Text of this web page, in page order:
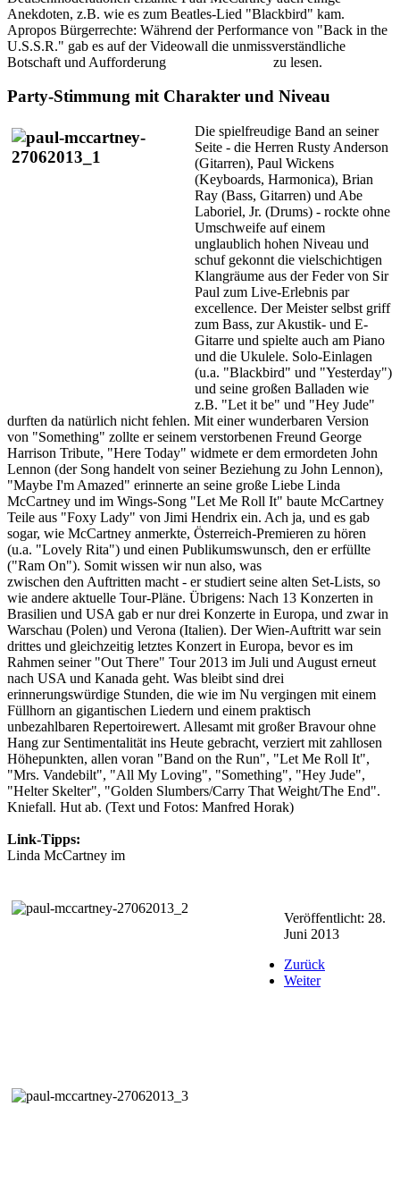
Anekdoten, z.B. wie es zum Beatles-Lied "Blackbird" kam.
Apropos Bürgerrechte: Während der Performance von "Back in the
U.S.S.R." gab es auf der Videowall die unmissverständliche
Botschaft und Aufforderung
zu lesen.
Party-Stimmung mit Charakter und Niveau
Die spielfreudige Band an seiner
Seite - die Herren Rusty Anderson
(Gitarren), Paul Wickens
(Keyboards, Harmonica), Brian
Ray (Bass, Gitarren) und Abe
Laboriel, Jr. (Drums) - rockte ohne
Umschweife auf einem
unglaublich hohen Niveau und
schuf gekonnt die vielschichtigen
Klangräume aus der Feder von Sir
Paul zum Live-Erlebnis par
excellence. Der Meister selbst griff
zum Bass, zur Akustik- und E-
Gitarre und spielte auch am Piano
und die Ukulele. Solo-Einlagen
(u.a. "Blackbird" und "Yesterday")
und seine großen Balladen wie
z.B. "Let it be" und "Hey Jude"
durften da natürlich nicht fehlen. Mit einer wunderbaren Version
von "Something" zollte er seinem verstorbenen Freund George
Harrison Tribute, "Here Today" widmete er dem ermordeten John
Lennon (der Song handelt von seiner Beziehung zu John Lennon),
"Maybe I'm Amazed" erinnerte an seine große Liebe Linda
McCartney und im Wings-Song "Let Me Roll It" baute McCartney
Teile aus "Foxy Lady" von Jimi Hendrix ein. Ach ja, und es gab
sogar, wie McCartney anmerkte, Österreich-Premieren zu hören
(u.a. "Lovely Rita") und einen Publikumswunsch, den er erfüllte
("Ram On"). Somit wissen wir nun also, was
zwischen den Auftritten macht - er studiert seine alten Set-Lists, so
wie andere aktuelle Tour-Pläne. Übrigens: Nach 13 Konzerten in
Brasilien und USA gab er nur drei Konzerte in Europa, und zwar in
Warschau (Polen) und Verona (Italien). Der Wien-Auftritt war sein
drittes und gleichzeitig letztes Konzert in Europa, bevor es im
Rahmen seiner "Out There" Tour 2013 im Juli und August erneut
nach USA und Kanada geht. Was bleibt sind drei
erinnerungswürdige Stunden, die wie im Nu vergingen mit einem
Füllhorn an gigantischen Liedern und einem praktisch
unbezahlbaren Repertoirewert. Allesamt mit großer Bravour ohne
Hang zur Sentimentalität ins Heute gebracht, verziert mit zahllosen
Höhepunkten, allen voran "Band on the Run", "Let Me Roll It",
"Mrs. Vandebilt", "All My Loving", "Something", "Hey Jude",
"Helter Skelter", "Golden Slumbers/Carry That Weight/The End".
Kniefall. Hut ab. (Text und Fotos: Manfred Horak)
Link-Tipps:
Linda McCartney im
Veröffentlicht: 28.
Juni 2013
Zurück
Weiter